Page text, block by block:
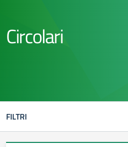
Circolari
FILTRI